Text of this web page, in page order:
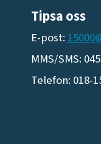
Tipsa oss
E-post:
MMS/SMS:
Telefon: 018-